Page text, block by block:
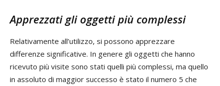
Apprezzati gli oggetti più complessi
Relativamente all’utilizzo, si possono apprezzare
differenze significative. In genere gli oggetti che hanno
ricevuto più visite sono stati quelli più complessi, ma quello
in assoluto di maggior successo è stato il numero 5 che